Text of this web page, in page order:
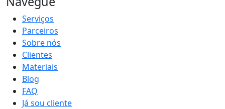
Serviços
Parceiros
Sobre nós
Clientes
Materiais
Blog
FAQ
Já sou cliente